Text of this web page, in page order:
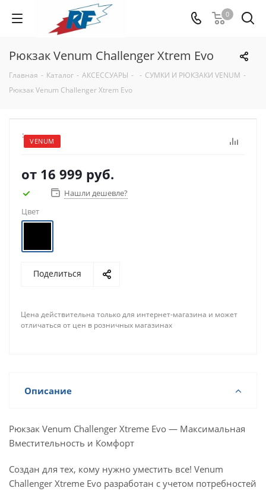
0
Рюкзак Venum Challenger Xtrem Evo
Главная - Каталог - АКСЕССУАРЫ - - СУМКИ И РЮКЗАКИ VENUM -
Рюкзак Venum Challenger Xtrem Evo
VENUM
:
от 16 999 руб.
Нашли дешевле?
Цвет
Поделиться
Цена действительна только для интернет-магазина и может
отличаться от цен в розничных магазинах
Описание
Рюкзак Venum Challenger Xtreme Evo — Максимальная
Вместительность и Комфорт
Создан для тех, кому нужно уместить все! Venum
Challenger Xtreme Evo разработан с учетом потребностей